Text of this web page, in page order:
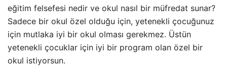
eğitim felsefesi nedir ve okul nasıl bir müfredat sunar?
Sadece bir okul özel olduğu için, yetenekli çocuğunuz
için mutlaka iyi bir okul olması gerekmez. Üstün
yetenekli çocuklar için iyi bir program olan özel bir
okul istiyorsun.